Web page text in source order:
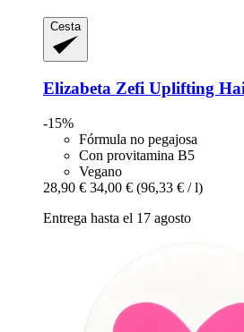
Cesta
Elizabeta Zefi Uplifting
-15%
Fórmula no pegajosa
Con provitamina B5
Vegano
28,90 € 34,00 € (96,33 € / l)
Entrega hasta el 17 agosto